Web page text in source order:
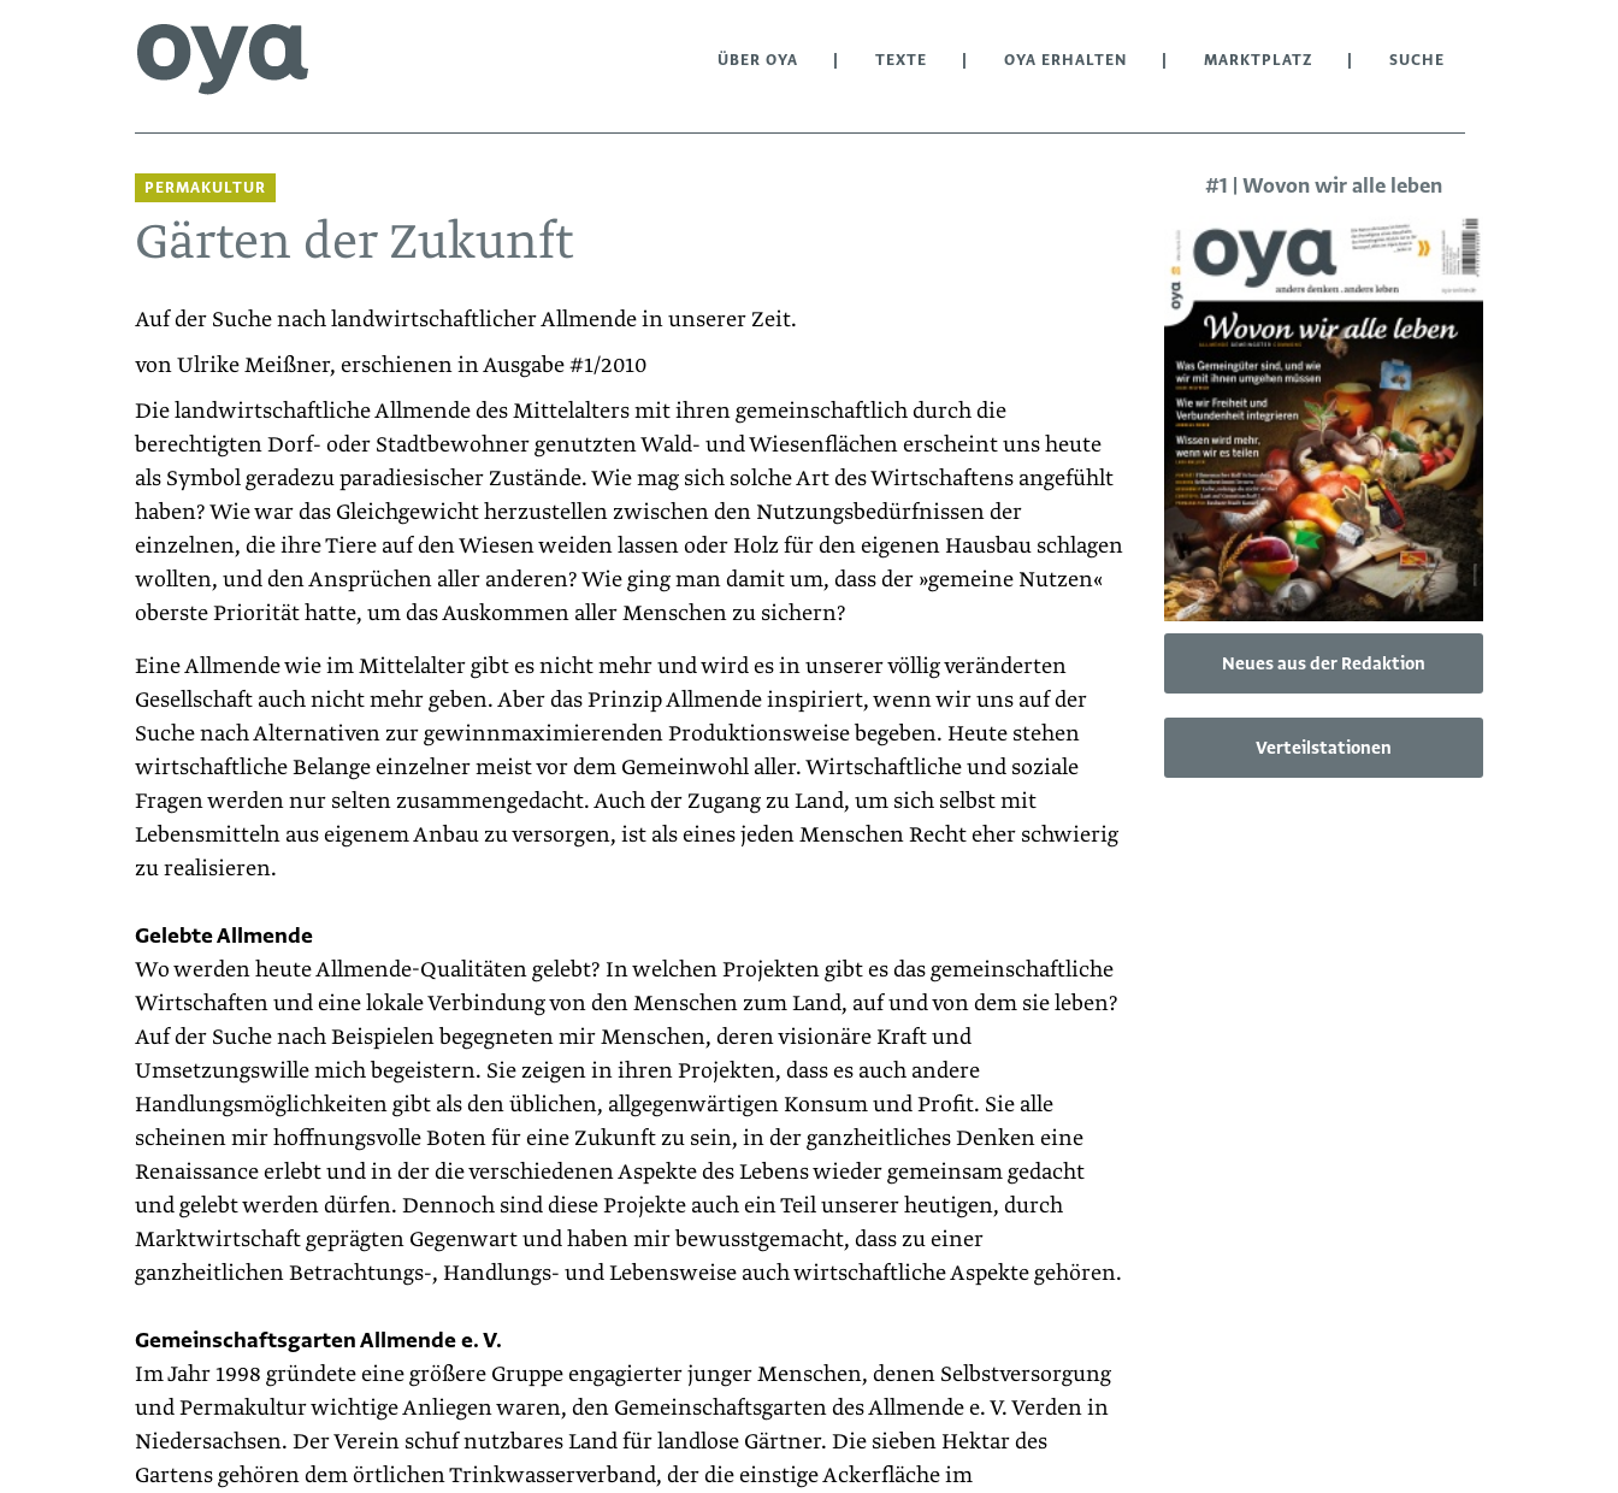
ÜBER OYA TEXTE OYA ERHALTEN MARKTPLATZ SUCHE
PERMAKULTUR
Gärten der Zukunft
Auf der Suche nach landwirtschaftlicher Allmende in unserer Zeit.
von Ulrike Meißner, erschienen in Ausgabe #1/2010
Die landwirtschaftliche Allmende des Mittelalters mit ihren gemeinschaftlich durch die
berechtigten Dorf- oder Stadtbewohner genutzten Wald- und Wiesenflächen erscheint uns heute
als Symbol geradezu paradiesischer Zustände. Wie mag sich solche Art des Wirtschaftens angefühlt
haben? Wie war das Gleichgewicht herzustellen zwischen den Nutzungsbedürfnissen der
einzelnen, die ihre Tiere auf den Wiesen weiden lassen oder Holz für den eigenen Hausbau schlagen
wollten, und den Ansprüchen aller anderen? Wie ging man damit um, dass der »gemeine Nutzen«
oberste Priorität hatte, um das Auskommen aller Menschen zu sichern?
Eine Allmende wie im Mittelalter gibt es nicht mehr und wird es in unserer völlig veränderten
Gesellschaft auch nicht mehr geben. Aber das Prinzip Allmende inspiriert, wenn wir uns auf der
Suche nach Alternativen zur gewinnmaximierenden Produktionsweise begeben. Heute stehen
wirtschaftliche Belange einzelner meist vor dem Gemeinwohl aller. Wirtschaftliche und soziale
Fragen werden nur selten zusammengedacht. Auch der Zugang zu Land, um sich selbst mit
Lebensmitteln aus eigenem Anbau zu versorgen, ist als eines jeden Menschen Recht eher schwierig
zu realisieren.
Gelebte Allmende
Wo werden heute Allmende-Qualitäten gelebt? In welchen Projekten gibt es das gemeinschaftliche
Wirtschaften und eine lokale Verbindung von den Menschen zum Land, auf und von dem sie leben?
Auf der Suche nach Beispielen begegneten mir Menschen, deren visionäre Kraft und
Umsetzungswille mich begeistern. Sie zeigen in ihren Projekten, dass es auch andere
Handlungsmöglichkeiten gibt als den üblichen, allgegenwärtigen Konsum und Profit. Sie alle
scheinen mir hoffnungsvolle Boten für eine Zukunft zu sein, in der ganzheitliches Denken eine
Renaissance erlebt und in der die verschiedenen Aspekte des Lebens wieder gemeinsam gedacht
und gelebt werden dürfen. Dennoch sind diese Projekte auch ein Teil unserer heutigen, durch
Marktwirtschaft geprägten Gegenwart und haben mir bewusst­gemacht, dass zu einer
ganzheitlichen Betrachtungs-, Handlungs- und Lebensweise auch wirtschaftliche Aspekte gehören.
Gemeinschaftsgarten Allmende e. V.
Im Jahr 1998 gründete eine größere Gruppe engagierter junger Menschen, denen Selbstversorgung
und Permakultur wichtige Anliegen waren, den Gemeinschaftsgarten des Allmende e. V. Verden in
Niedersachsen. Der Verein schuf nutzbares Land für landlose Gärtner. Die sieben Hektar des
Gartens gehören dem örtlichen Trinkwasserverband, der die einstige Ackerfläche im
#1 | Wovon wir alle leben
Neues aus der Redaktion
Verteilstationen